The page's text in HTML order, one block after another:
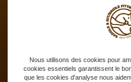
Bit
Selle
Nous utilisons des cookies pour
cookies essentiels garantissent le
que les cookies d'analyse nous